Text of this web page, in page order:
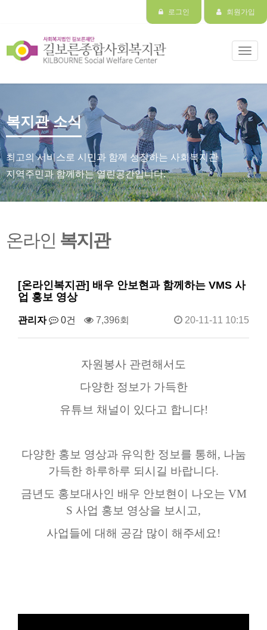
로그인 회원가입
복지관 소식
최고의 서비스로 시민과 함께 성장하는 사회복지관
지역주민과 함께하는 열린공간입니다.
온라인 복지관
[온라인복지관] 배우 안보현과 함께하는 VMS 사
업 홍보 영상
관리자 0건 7,396회 20-11-11 10:15
자원봉사 관련해서도
다양한 정보가 가득한
유튜브 채널이 있다고 합니다!
다양한 홍보 영상과 유익한 정보를 통해, 나눔
가득한 하루하루 되시길 바랍니다.
금년도 홍보대사인 배우 안보현이 나오는 VM
S 사업 홍보 영상을 보시고,
사업들에 대해 공감 많이 해주세요!